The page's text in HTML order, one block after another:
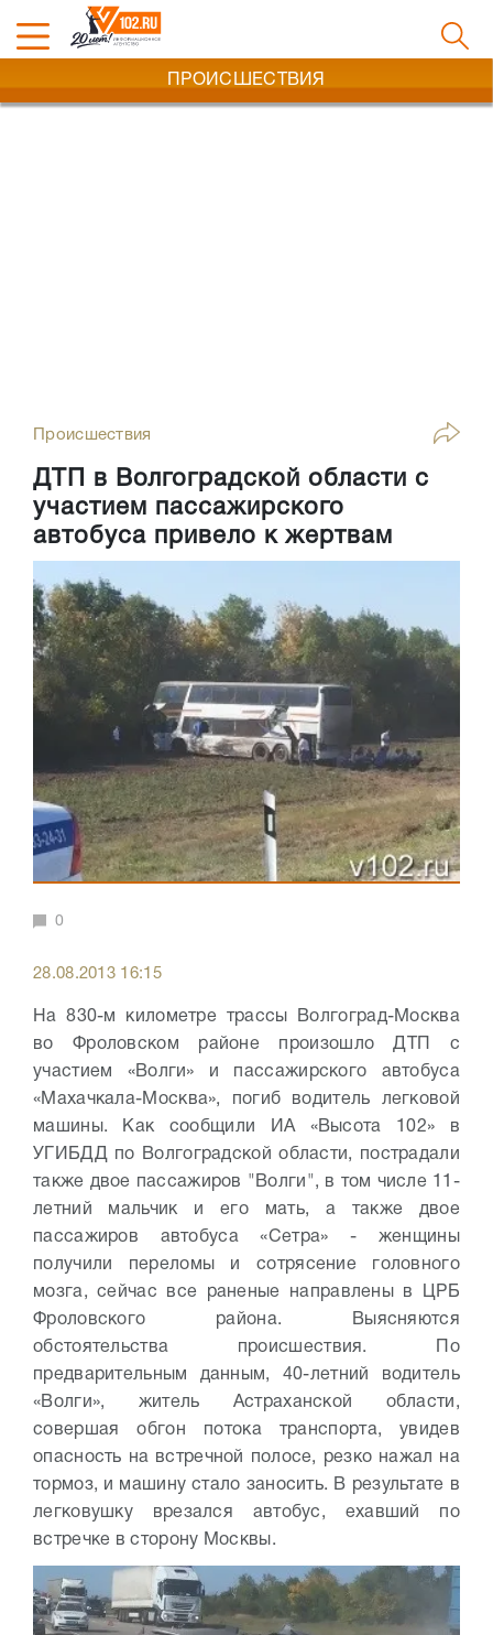
ПРОИСШЕСТВИЯ
Происшествия
ДТП в Волгоградской области с
участием пассажирского
автобуса привело к жертвам
0
28.08.2013 16:15
На 830-м километре трассы Волгоград-Москва
во Фроловском районе произошло ДТП с
участием «Волги» и пассажирского автобуса
«Махачкала-Москва», погиб водитель легковой
машины. Как сообщили ИА «Высота 102» в
УГИБДД по Волгоградской области, пострадали
также двое пассажиров "Волги", в том числе 11-
летний мальчик и его мать, а также двое
пассажиров автобуса «Сетра» - женщины
получили переломы и сотрясение головного
мозга, сейчас все раненые направлены в ЦРБ
Фроловского района. Выясняются
обстоятельства происшествия. По
предварительным данным, 40-летний водитель
«Волги», житель Астраханской области,
совершая обгон потока транспорта, увидев
опасность на встречной полосе, резко нажал на
тормоз, и машину стало заносить. В результате в
легковушку врезался автобус, ехавший по
встречке в сторону Москвы.